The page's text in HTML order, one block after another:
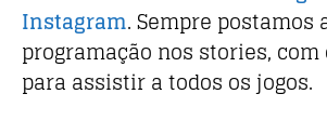
Instagram. Sempre postamos
programação nos stories, com
para assistir a todos os jogos.